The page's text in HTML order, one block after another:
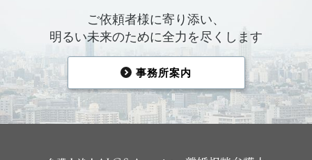
ご依頼者様に寄り添い、
明るい未来のために全力を尽くします
事務所案内